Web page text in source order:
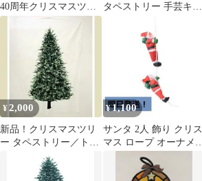
40周年クリスマスツリ
ー タペストリー
タペストリー 手芸キッ
¥2,000
新品！クリスマスツリ
ー タペストリー／トー
カイ／送料込み♪
¥1,100
サンタ 2人 飾り クリス
マス ロープ オーナメン
ト 壁掛け パーティ